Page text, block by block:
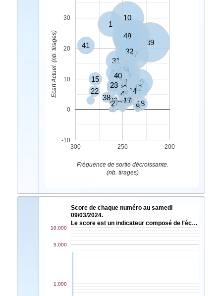
39
21
10
11
47
48
32
19
1
4
34
42
5
24
31
6
44
3
14
36
40
41
33
9
16
18
23
30
452
15
20
17
22
26
38
8
2737
7
300 250 200
-10
0
10
20
30
Fréquence de sortie décroissante.
(nb. tirages)
Ecart Actuel. (nb. tirages)
Score de chaque numéro au samedi
09/03/2024.
Le score est un indicateur composé de l'éc…
1,000
5,000
10,000